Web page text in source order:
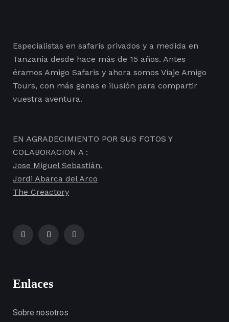
Especialistas en safaris privados y a medida en
Tanzania desde hace más de 15 años. Antes
éramos Amigo Safaris y ahora somos Viaje Amigo
Tours, con más ganas e ilusión para compartir
vuestra aventura.
EN AGRADECIMIENTO POR SUS FOTOS Y
COLABORACION A :
Jose Miguel Sebastián.
Jordi Abarca del Arco
The Creactory
Enlaces
Sobre nosotros